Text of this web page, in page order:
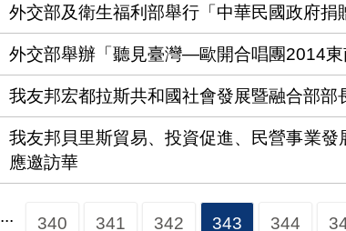
外交部及衛生福利部舉行「中華民國政府捐
外交部舉辦「聽見臺灣—歐開合唱團2014
我友邦宏都拉斯共和國社會發展暨融合部部
我友邦貝里斯貿易、投資促進、民營事業
應邀訪華
... 340 341 342 343 344